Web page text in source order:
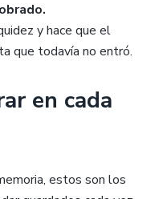
y hace que el
que todavía no entró.
en cada
estos son los